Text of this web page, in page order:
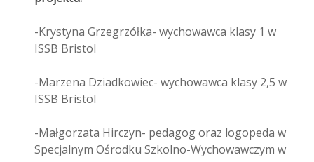
-Krystyna Grzegrzółka- wychowawca klasy 1 w
ISSB Bristol
-Marzena Dziadkowiec- wychowawca klasy 2,5 w
ISSB Bristol
-Małgorzata Hirczyn- pedagog oraz logopeda w
Specjalnym Ośrodku Szkolno-Wychowawczym w